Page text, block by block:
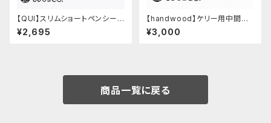
【QUI】スリムショートペンシー
ス・クードゥー (ストーン)
¥2,695
【handwood】ケリー用中間パ
ーツ/カスタムグリップ (縦溝/ス
テンレス)
¥3,000
商品一覧に戻る